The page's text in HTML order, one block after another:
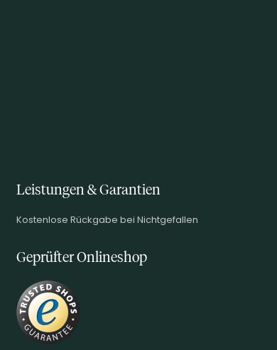
Leistungen & Garantien
Kostenlose Rückgabe bei Nichtgefallen
Geprüfter Onlineshop